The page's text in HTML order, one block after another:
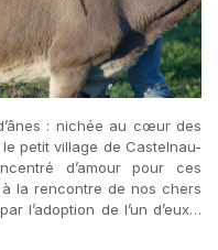
: nichée au cœur des
petit village de Castelnau-
d’amour pour ces
la rencontre de nos chers
l’adoption de l’un d’eux…